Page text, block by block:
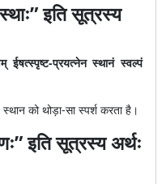
इति सूत्रस्य
ईषत्स्पृष्ट-प्रयत्नेन स्थानं स्वल्पं
को थोड़ा-सा स्पर्श करता है।
इति सूत्रस्य अर्थः